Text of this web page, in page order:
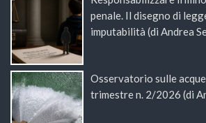
penale. Il disegno di
imputabilità (di Andrea
Osservatorio sulle
trimestre n. 2/2026 (di